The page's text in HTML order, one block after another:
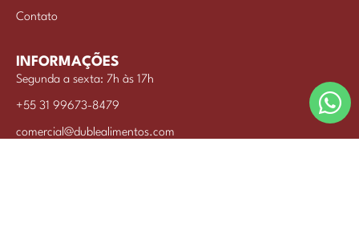
Contato
INFORMAÇÕES
Segunda a sexta: 7h às 17h
+55 31 99673-8479
comercial@dublealimentos.com